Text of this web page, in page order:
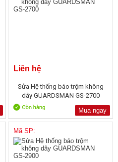
Liên hệ
Sửa Hệ thống báo trộm không
dây GUARDSMAN GS-2700
Mua ngay
Mã SP: